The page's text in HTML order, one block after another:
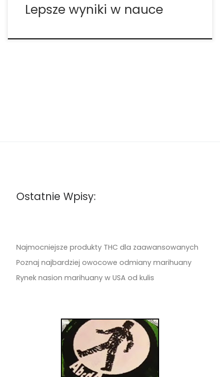
Lepsze wyniki w nauce
Ostatnie Wpisy:
Najmocniejsze produkty THC dla zaawansowanych
Poznaj najbardziej owocowe odmiany marihuany
Rynek nasion marihuany w USA od kulis